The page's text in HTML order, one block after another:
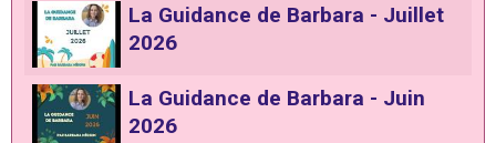
La Guidance de Barbara - Juillet
2026
La Guidance de Barbara - Juin
2026